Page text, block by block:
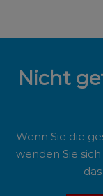
Nicht
Wenn Sie die
wenden Sie